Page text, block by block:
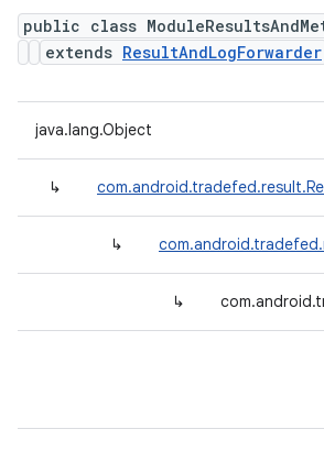
public class
extends ResultAndLogForwarder
java.lang.Object
↳
↳
↳